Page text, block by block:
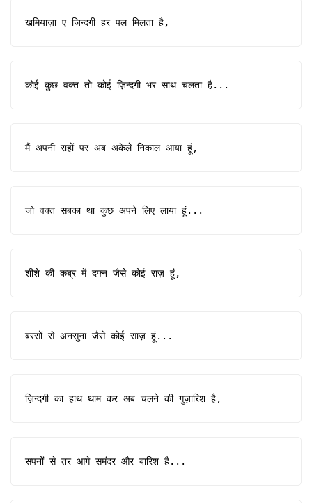
खमियाज़ा ए ज़िन्दगी हर पल मिलता है,
कोई कुछ वक्त तो कोई ज़िन्दगी भर साथ चलता है...
मैं अपनी राहों पर अब अकेले निकाल आया हूं,
जो वक्त सबका था कुछ अपने लिए लाया हूं...
शीशे की कब्र में दफ्न जैसे कोई राज़ हूं,
बरसों से अनसुना जैसे कोई साज़ हूं...
ज़िन्दगी का हाथ थाम कर अब चलने की गुज़ारिश है,
सपनों से तर आगे समंदर और बारिश है...